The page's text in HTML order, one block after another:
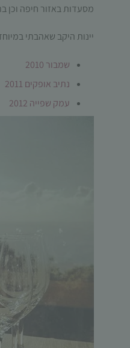
מסעדות באזור חיפה וכן
יינות היקב שאהבתי
שמבור 2010
נתיב אופקים 2011
עמק שפייה 2012